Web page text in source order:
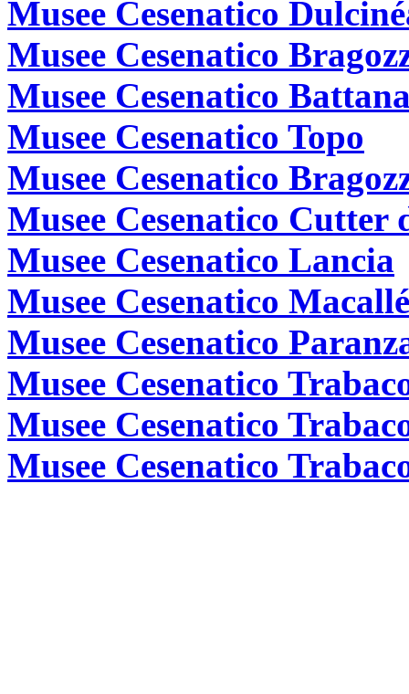
Musee Cesenatico
Musee Cesenatico
Musee Cesenatico
Musee Cesenatico Topo
Musee Cesenatico
Musee Cesenatico Cutter
Musee Cesenatico Lancia
Musee Cesenatico Macallé
Musee Cesenatico
Musee Cesenatico
Musee Cesenatico
Musee Cesenatico